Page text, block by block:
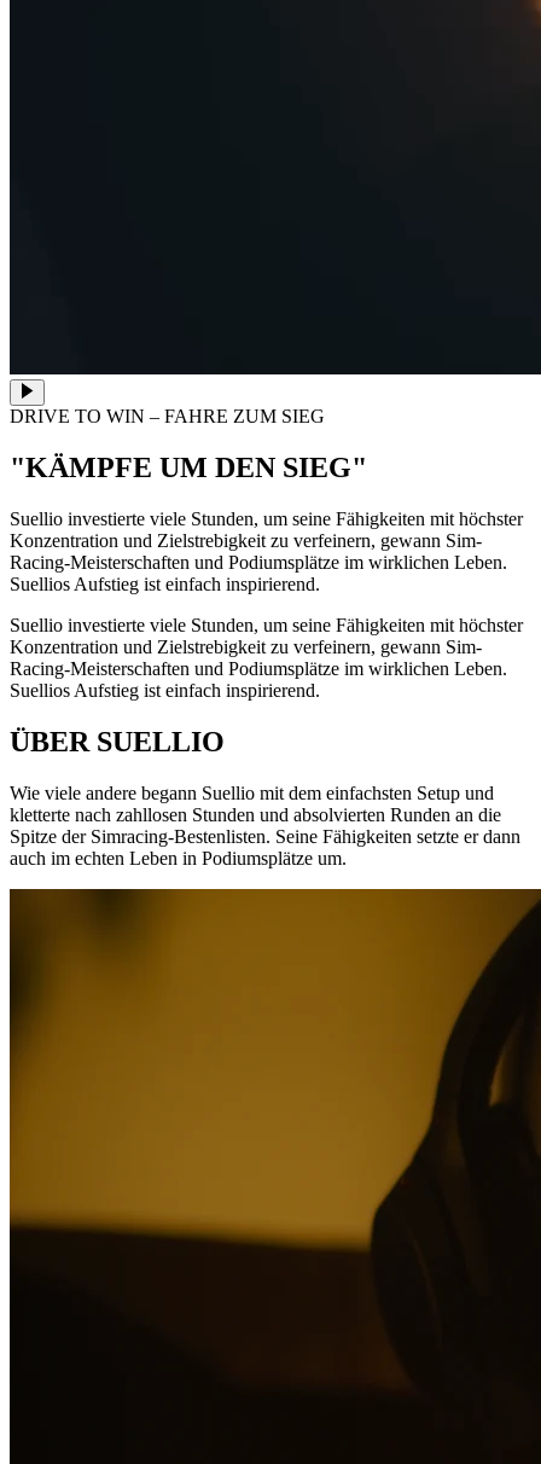
DRIVE TO WIN – FAHRE ZUM SIEG
"KÄMPFE UM DEN SIEG"
Suellio investierte viele Stunden, um seine Fähigkeiten mit höchster
Konzentration und Zielstrebigkeit zu verfeinern, gewann Sim-
Racing-Meisterschaften und Podiumsplätze im wirklichen Leben.
Suellios Aufstieg ist einfach inspirierend.
Suellio investierte viele Stunden, um seine Fähigkeiten mit höchster
Konzentration und Zielstrebigkeit zu verfeinern, gewann Sim-
Racing-Meisterschaften und Podiumsplätze im wirklichen Leben.
Suellios Aufstieg ist einfach inspirierend.
ÜBER SUELLIO
Wie viele andere begann Suellio mit dem einfachsten Setup und
kletterte nach zahllosen Stunden und absolvierten Runden an die
Spitze der Simracing-Bestenlisten. Seine Fähigkeiten setzte er dann
auch im echten Leben in Podiumsplätze um.